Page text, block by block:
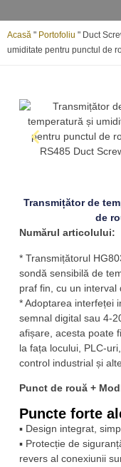
Acasă " Portofoliu " Duct
umiditate pentru punctul de
Transmițător de
de
Numărul articolului:
* Transmițătorul
sondă sensibilă de
praf fin, cu un
* Adoptarea interfeței
semnal digital sau 4-
afișare, acesta poate
la fața locului, PLC-
control industrial și
Punct de rouă +
Puncte forte
▪ Design integrat,
▪ Protecție de
revers al conexiunii